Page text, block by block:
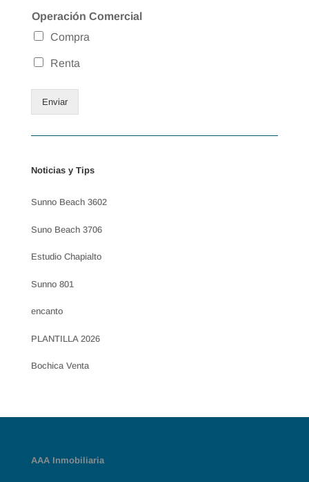
Operación Comercial
Compra
Renta
Enviar
Noticias y Tips
Sunno Beach 3602
Suno Beach 3706
Estudio Chapialto
Sunno 801
encanto
PLANTILLA 2026
Bochica Venta
AAA Inmobiliaria